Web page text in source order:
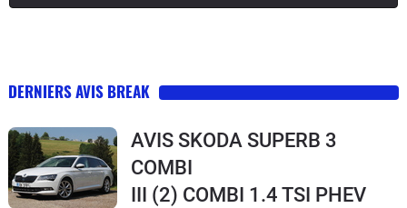
DERNIERS AVIS BREAK
AVIS SKODA SUPERB 3
COMBI
III (2) COMBI 1.4 TSI PHEV